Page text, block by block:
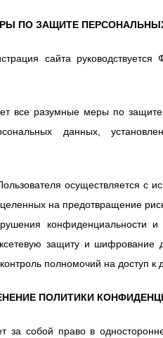
ПО ЗАЩИТЕ
сайта
все разумные меры по
данных,
осуществляется с
на предотвращение
защиту и шифрование
полномочий на доступ к
ПОЛИТИКИ
за собой право в